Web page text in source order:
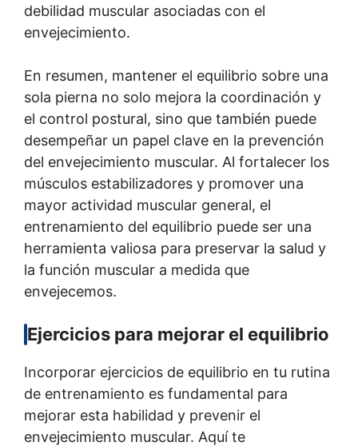
debilidad muscular asociadas con el
envejecimiento.
En resumen, mantener el equilibrio sobre una
sola pierna no solo mejora la coordinación y
el control postural, sino que también puede
desempeñar un papel clave en la prevención
del envejecimiento muscular. Al fortalecer los
músculos estabilizadores y promover una
mayor actividad muscular general, el
entrenamiento del equilibrio puede ser una
herramienta valiosa para preservar la salud y
la función muscular a medida que
envejecemos.
Ejercicios para mejorar el equilibrio
Incorporar ejercicios de equilibrio en tu rutina
de entrenamiento es fundamental para
mejorar esta habilidad y prevenir el
envejecimiento muscular. Aquí te